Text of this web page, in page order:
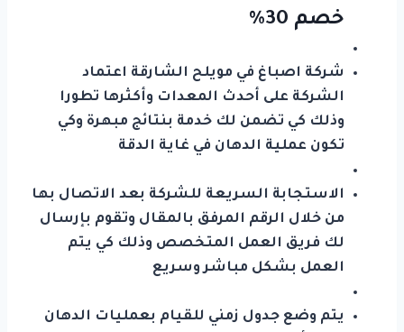
خصم 30%
شركة اصباغ في مويلح الشارقة اعتماد
الشركة على أحدث المعدات وأكثرها تطورا
وذلك كي تضمن لك خدمة بنتائج مبهرة وكي
تكون عملية الدهان في غاية الدقة
الاستجابة السريعة للشركة بعد الاتصال بها
من خلال الرقم المرفق بالمقال وتقوم بإرسال
لك فريق العمل المتخصص وذلك كي يتم
العمل بشكل مباشر وسريع
يتم وضع جدول زمني للقيام بعمليات الدهان